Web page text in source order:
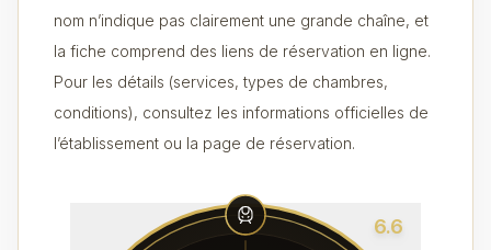
nom n’indique pas clairement une grande chaîne, et
la fiche comprend des liens de réservation en ligne.
Pour les détails (services, types de chambres,
conditions), consultez les informations officielles de
l’établissement ou la page de réservation.
6.6